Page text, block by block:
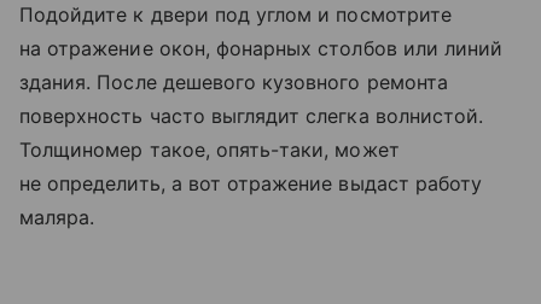
Подойдите к двери под углом и посмотрите
на отражение окон, фонарных столбов или линий
здания. После дешевого кузовного ремонта
поверхность часто выглядит слегка волнистой.
Толщиномер такое, опять-таки, может
не определить, а вот отражение выдаст работу
маляра.